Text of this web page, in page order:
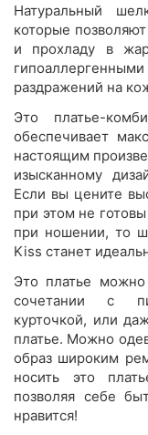
Натуральный
которые
и прохладу в
раздражений на
Это платье-
обеспечивает
настоящим
изысканному
Если вы цените
при этом не
при ношении, то
Kiss станет
Это платье
сочетании с
курточкой, или
платье. Можно
образ широким
носить это
позволяя себе
нравится!